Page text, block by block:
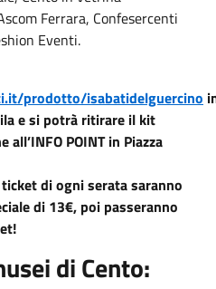
Ferrara, Confesercenti
Eventi.
prodotto/isabatidelguercino
e si potrà ritirare il kit
POINT in Piazza
di ogni serata saranno
di 13€, poi passeranno
di Cento: